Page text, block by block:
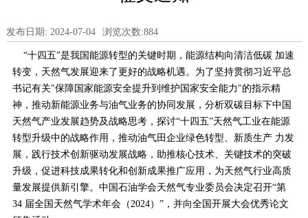
发布日期: 2024-07-04 浏览次数:884
“十四五”是我国能源转型的关键时期，能源结构向清洁低碳 加速
转变，天然气发展迎来了更好的战略机遇。为了坚持贯彻习近平总
书记有关"保障国家能源安全提升到维护国家安全能力"的指示精
神，推动新能源业务与油气业务的协同发展，分析双碳目标下中国
天然气产业发展趋势及战略思考，探讨“十四五”天然气工业在能源
转型升级中的战略作用，推动油气田企业绿色转型、新质生产 力发
展，践行技术创新驱动发展战略，助推核心技术、关键技术的突破
升级，促进科技成果转化和创新成果推广应用，为天然气行业高质
量发展提供新引擎。中国石油学会天然气专业委员会决定召开“第
34 届全国天然气学术年会（2024）”，并向全国开展大会优秀论文